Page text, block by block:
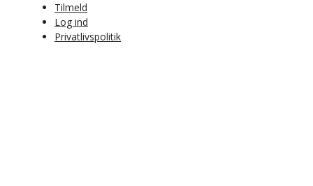
Tilmeld
Log ind
Privatlivspolitik